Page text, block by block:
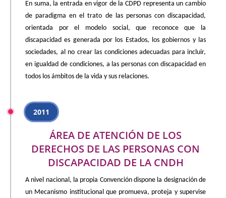
En suma, la entrada en vigor de la CDPD representa un cambio
de paradigma en el trato de las personas con discapacidad,
orientada por el modelo social, que reconoce que la
discapacidad es generada por los Estados, los gobiernos y las
sociedades, al no crear las condiciones adecuadas para incluir,
en igualdad de condiciones, a las personas con discapacidad en
todos los ámbitos de la vida y sus relaciones.
ÁREA DE ATENCIÓN DE LOS
DERECHOS DE LAS PERSONAS CON
DISCAPACIDAD DE LA CNDH
A nivel nacional, la propia Convención dispone la designación de
un Mecanismo institucional que promueva, proteja y supervise
2011